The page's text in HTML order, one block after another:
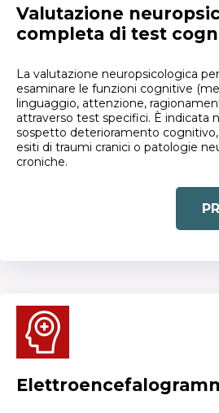
Valutazione
completa di test
La valutazione neuropsicologica
esaminare le funzioni cognitive
linguaggio, attenzione,
attraverso test specifici. È indicata
sospetto deterioramento
esiti di traumi cranici o patologie
croniche.